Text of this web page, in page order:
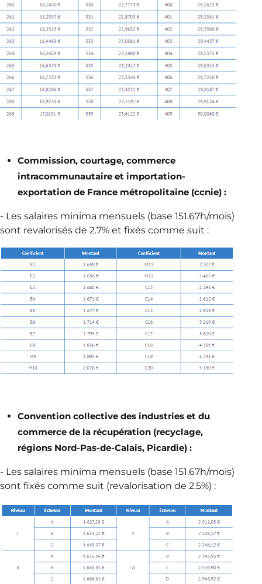
Commission, courtage, commerce
intracommunautaire et importation-
exportation de France métropolitaine (ccnie) :
- Les salaires minima mensuels (base 151.67h/mois)
sont revalorisés de 2.7% et fixés comme suit :
Convention collective des industries et du
commerce de la récupération (recyclage,
régions Nord-Pas-de-Calais, Picardie) :
- Les salaires minima mensuels (base 151.67h/mois)
sont fixés comme suit (revalorisation de 2.5%) :